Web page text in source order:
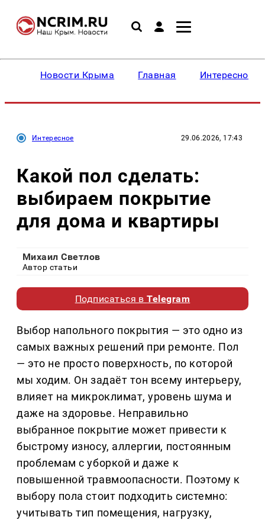
Новости Крыма Главная Интересное
Интересное 29.06.2026, 17:43
Какой пол сделать:
выбираем покрытие
для дома и квартиры
Михаил Светлов
Автор статьи
Подписаться вTelegram
Выбор напольного покрытия — это одно из
самых важных решений при ремонте. Пол
— это не просто поверхность, по которой
мы ходим. Он задаёт тон всему интерьеру,
влияет на микроклимат, уровень шума и
даже на здоровье. Неправильно
выбранное покрытие может привести к
быстрому износу, аллергии, постоянным
проблемам с уборкой и даже к
повышенной травмоопасности. Поэтому к
выбору пола стоит подходить системно:
учитывать тип помещения, нагрузку,